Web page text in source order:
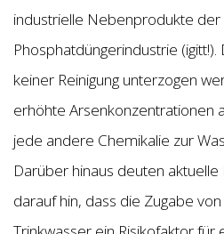
industrielle Nebenprodukte der
Phosphatdüngerindustrie
keiner Reinigung unterzogen
erhöhte Arsenkonzentrationen
jede andere Chemikalie zur
Darüber hinaus deuten
darauf hin, dass die Zugabe